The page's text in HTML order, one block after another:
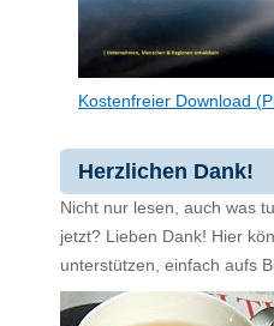
Kostenfreier Download
Herzlichen Dank!
Nicht nur lesen, auch was
jetzt? Lieben Dank! Hier
unterstützen, einfach aufs